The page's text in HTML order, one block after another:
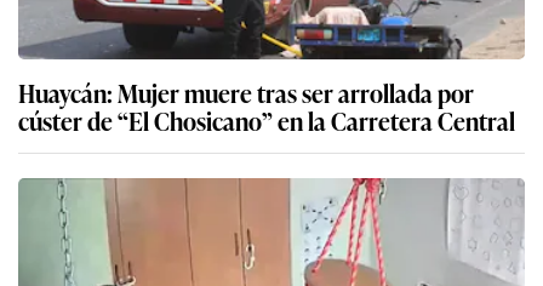
Huaycán: Mujer muere tras ser arrollada por
cúster de “El Chosicano” en la Carretera Central